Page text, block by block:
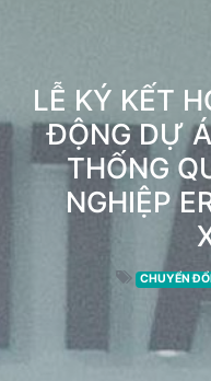
LỄ KÝ KẾT
ĐỘNG DỰ
THỐNG
NGHIỆP
CHUYỂN